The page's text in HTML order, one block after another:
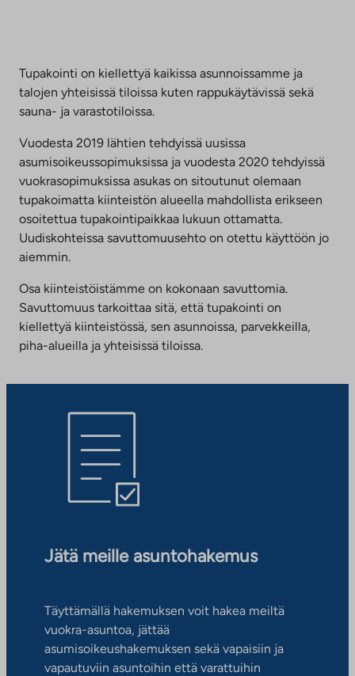
Tupakointi on kiellettyä kaikissa asunnoissamme ja
talojen yhteisissä tiloissa kuten rappukäytävissä sekä
sauna- ja varastotiloissa.
Vuodesta 2019 lähtien tehdyissä uusissa
asumisoikeussopimuksissa ja vuodesta 2020 tehdyissä
vuokrasopimuksissa asukas on sitoutunut olemaan
tupakoimatta kiinteistön alueella mahdollista erikseen
osoitettua tupakointipaikkaa lukuun ottamatta.
Uudiskohteissa savuttomuusehto on otettu käyttöön jo
aiemmin.
Osa kiinteistöistämme on kokonaan savuttomia.
Savuttomuus tarkoittaa sitä, että tupakointi on
kiellettyä kiinteistössä, sen asunnoissa, parvekkeilla,
piha-alueilla ja yhteisissä tiloissa.
Jätä meille asuntohakemus
Täyttämällä hakemuksen voit hakea meiltä
vuokra-asuntoa, jättää
asumisoikeushakemuksen sekä vapaisiin ja
vapautuviin asuntoihin että varattuihin